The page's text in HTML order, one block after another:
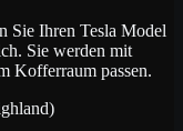
Sie Ihren Tesla Model
Sie werden mit
Kofferraum passen.